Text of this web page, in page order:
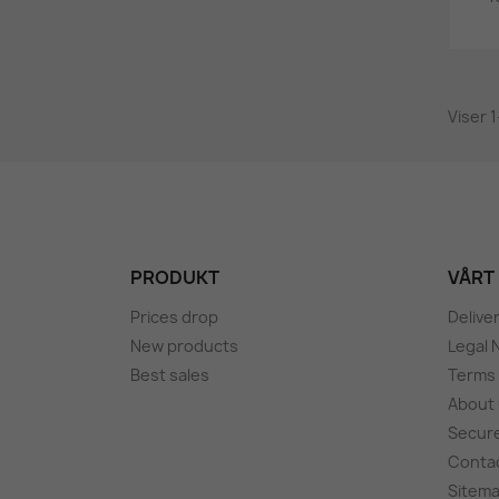
Viser
PRODUKT
Prices drop
New products
Best sales
Legal
About